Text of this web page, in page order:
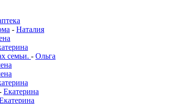
- Наталия
семьи. - Ольга
Екатерина